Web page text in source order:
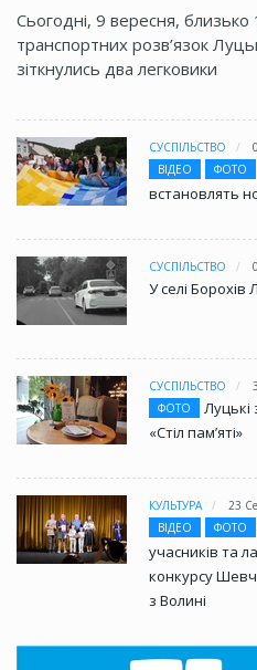
Сьогодні, 9 вересня, близько
транспортних розв’язок
зіткнулись два легковики
СУСПІЛЬСТВО
ВІДЕО
ФОТО
встановлять
СУСПІЛЬСТВО
У селі
СУСПІЛЬСТВО
ФОТО
Луцькі
«Стіл памʼяті»
КУЛЬТУРА
23
ВІДЕО
ФОТО
учасників та
конкурсу
з Волині